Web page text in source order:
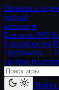
Перейти к
igropad
Каталог ▾
Все игры PS5
Единоборства
Предзаказы →
Подбор
Войти